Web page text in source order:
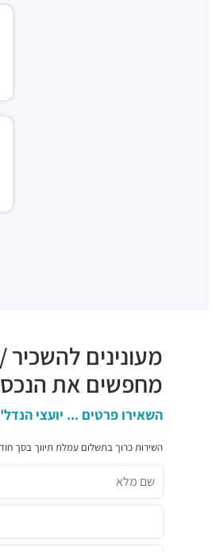
מעונינים
מחפשים את
השאירו פרטים ... יועצי
השירות כרוך בתשלום עמלת תיווך בסך